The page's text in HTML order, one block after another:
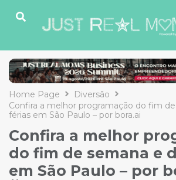
Home Page
Diversão
Confira a melhor programação do fim
férias em São Paulo – por bora.ai
Confira a melhor
do fim de semana e
em São Paulo – por